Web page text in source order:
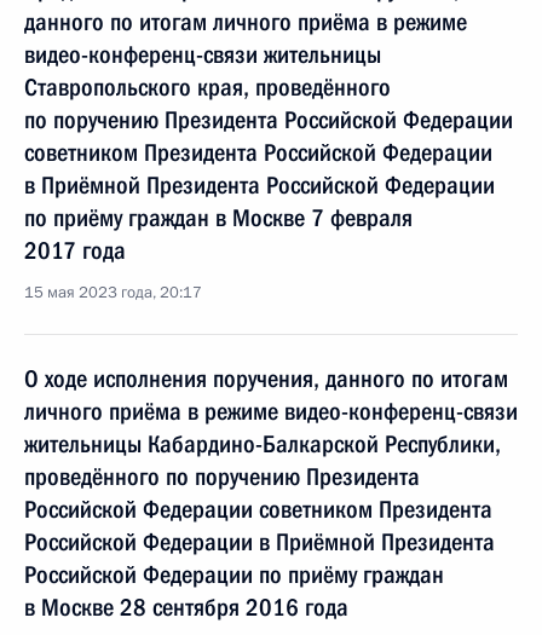
данного по итогам личного приёма в режиме
видео-конференц-связи жительницы
Ставропольского края, проведённого
по поручению Президента Российской Федерации
советником Президента Российской Федерации
в Приёмной Президента Российской Федерации
по приёму граждан в Москве 7 февраля
2017 года
15 мая 2023 года, 20:17
О ходе исполнения поручения, данного по итогам
личного приёма в режиме видео-конференц-связи
жительницы Кабардино-Балкарской Республики,
проведённого по поручению Президента
Российской Федерации советником Президента
Российской Федерации в Приёмной Президента
Российской Федерации по приёму граждан
в Москве 28 сентября 2016 года